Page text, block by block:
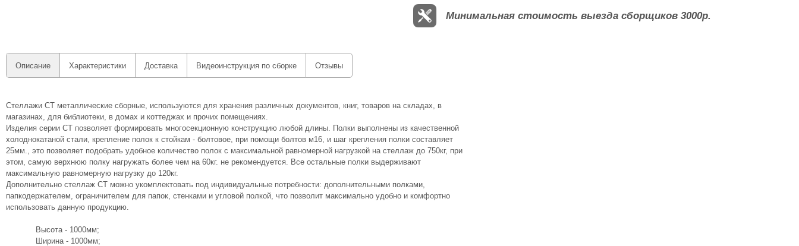
Минимальная стоимость выезда сборщиков 3000р.
Описание Характеристики Доставка Видеоинструкция по сборке Отзывы
Стеллажи СТ металлические сборные, используются для хранения различных документов, книг, товаров на складах, в
магазинах, для библиотеки, в домах и коттеджах и прочих помещениях.
Изделия серии СТ позволяет формировать многосекционную конструкцию любой длины. Полки выполнены из качественной
холоднокатаной стали, крепление полок к стойкам - болтовое, при помощи болтов м16, и шаг крепления полки составляет
25мм., это позволяет подобрать удобное количество полок с максимальной равномерной нагрузкой на стеллаж до 750кг, при
этом, самую верхнюю полку нагружать более чем на 60кг. не рекомендуется. Все остальные полки выдерживают
максимальную равномерную нагрузку до 120кг.
Дополнительно стеллаж СТ можно укомплектовать под индивидуальные потребности: дополнительными полками,
папкодержателем, ограничителем для папок, стенками и угловой полкой, что позволит максимально удобно и комфортно
использовать данную продукцию.
Высота - 1000мм;
Ширина - 1000мм;